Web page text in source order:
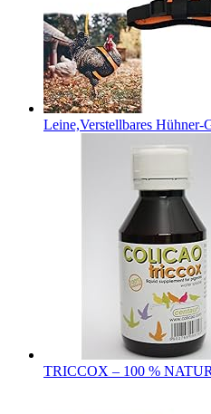
Leine,Verstellbares
TRICCOX – 100 %